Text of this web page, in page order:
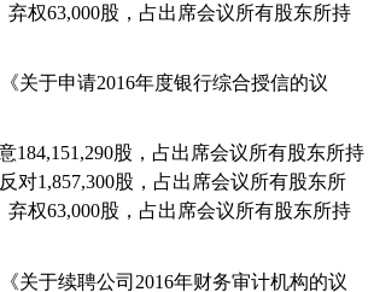
弃权63,000股，占出席会议所有股东所持
关于申请2016年度银行综合授信的议
184,151,290股，占出席会议所有股东所持
反对1,857,300股，占出席会议所有股东所
弃权63,000股，占出席会议所有股东所持
关于续聘公司 2016年财务审计机构的议